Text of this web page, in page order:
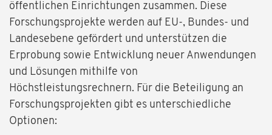
öffentlichen Einrichtungen zusammen. Diese
Forschungsprojekte werden auf EU-, Bundes- und
Landesebene gefördert und unterstützen die
Erprobung sowie Entwicklung neuer Anwendungen
und Lösungen mithilfe von
Höchstleistungsrechnern. Für die Beteiligung an
Forschungsprojekten gibt es unterschiedliche
Optionen: